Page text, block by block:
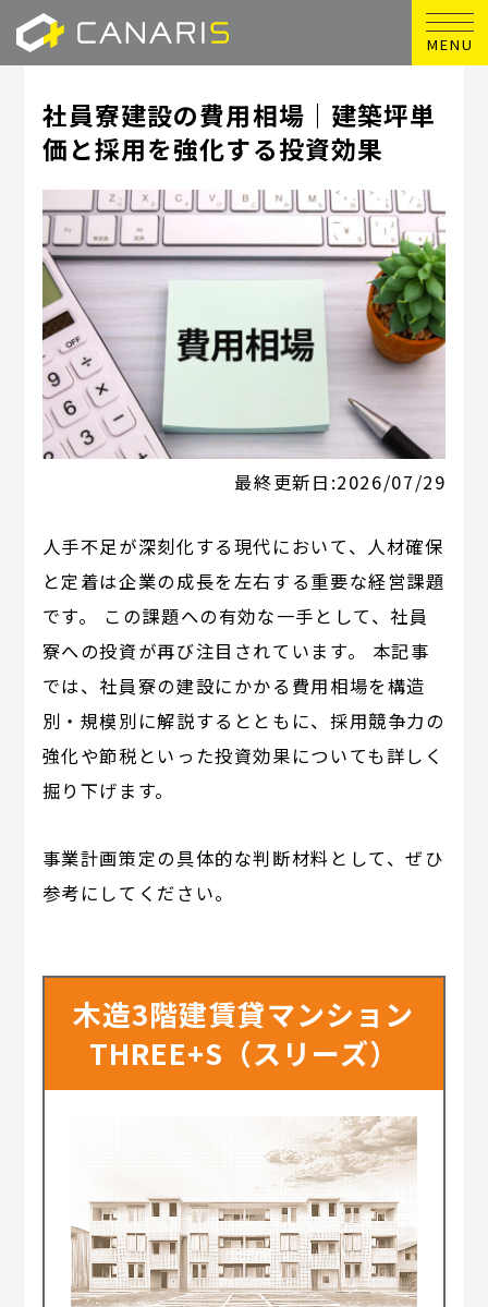
MENU
社員寮建設の費用相場｜建築坪単
価と採用を強化する投資効果
最終更新日:2026/07/29
人手不足が深刻化する現代において、人材確保
と定着は企業の成長を左右する重要な経営課題
です。 この課題への有効な一手として、社員
寮への投資が再び注目されています。 本記事
では、社員寮の建設にかかる費用相場を構造
別・規模別に解説するとともに、採用競争力の
強化や節税といった投資効果についても詳しく
掘り下げます。
事業計画策定の具体的な判断材料として、ぜひ
参考にしてください。
木造3階建賃貸マンション
THREE+S（スリーズ）